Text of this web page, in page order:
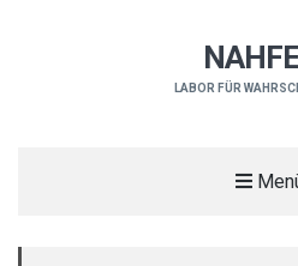
LABOR FÜR